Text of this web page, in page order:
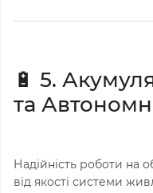
🔋 5.
та
Надійність роботи на
від якості системи